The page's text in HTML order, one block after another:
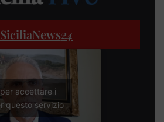
24
accettare i
questo servizio